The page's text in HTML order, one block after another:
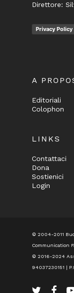
Direttore:
Privacy Policy
A
Editoriali
Colophon
LINKS
Contattaci
Dona
Sostienici
Login
© 2004-2011
Communication
© 2016-2024
94037230151 |